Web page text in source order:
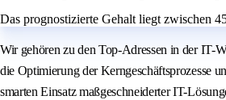
Das prognostizierte Gehalt liegt zwischen
Wir gehören zu den Top-Adressen in der IT-
die Optimierung der Kerngeschäftsprozesse
smarten Einsatz maßgeschneiderter IT-